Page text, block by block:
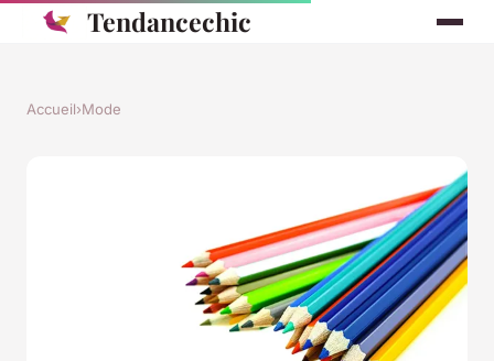
Tendancechic
Accueil›Mode